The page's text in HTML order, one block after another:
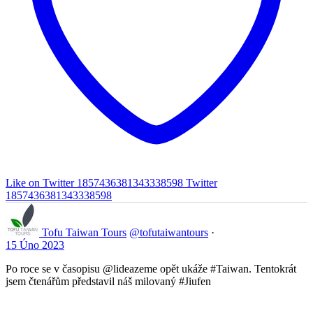
Like on Twitter 1857436381343338598 Twitter
1857436381343338598
Tofu Taiwan Tours @tofutaiwantours ·
15 Úno 2023
Po roce se v časopisu @lideazeme opět ukáže #Taiwan. Tentokrát
jsem čtenářům představil náš milovaný #Jiufen